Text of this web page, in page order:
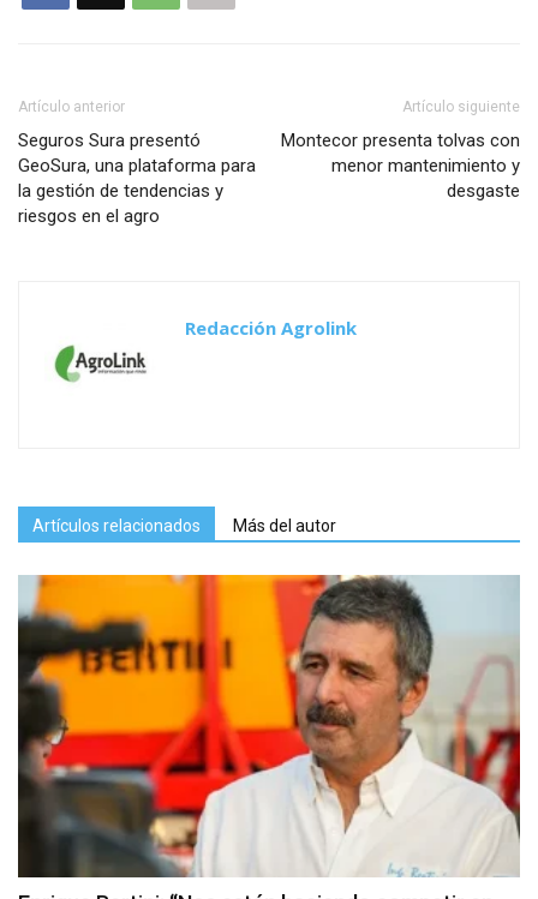
Artículo anterior
Seguros Sura presentó
GeoSura, una plataforma para
la gestión de tendencias y
riesgos en el agro
Artículo siguiente
Montecor presenta tolvas con
menor mantenimiento y
desgaste
Redacción Agrolink
Artículos relacionados Más del autor